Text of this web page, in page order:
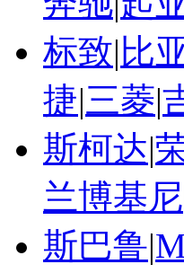
标致| 比
捷|三菱|
斯柯达|
兰博基尼
斯巴鲁|